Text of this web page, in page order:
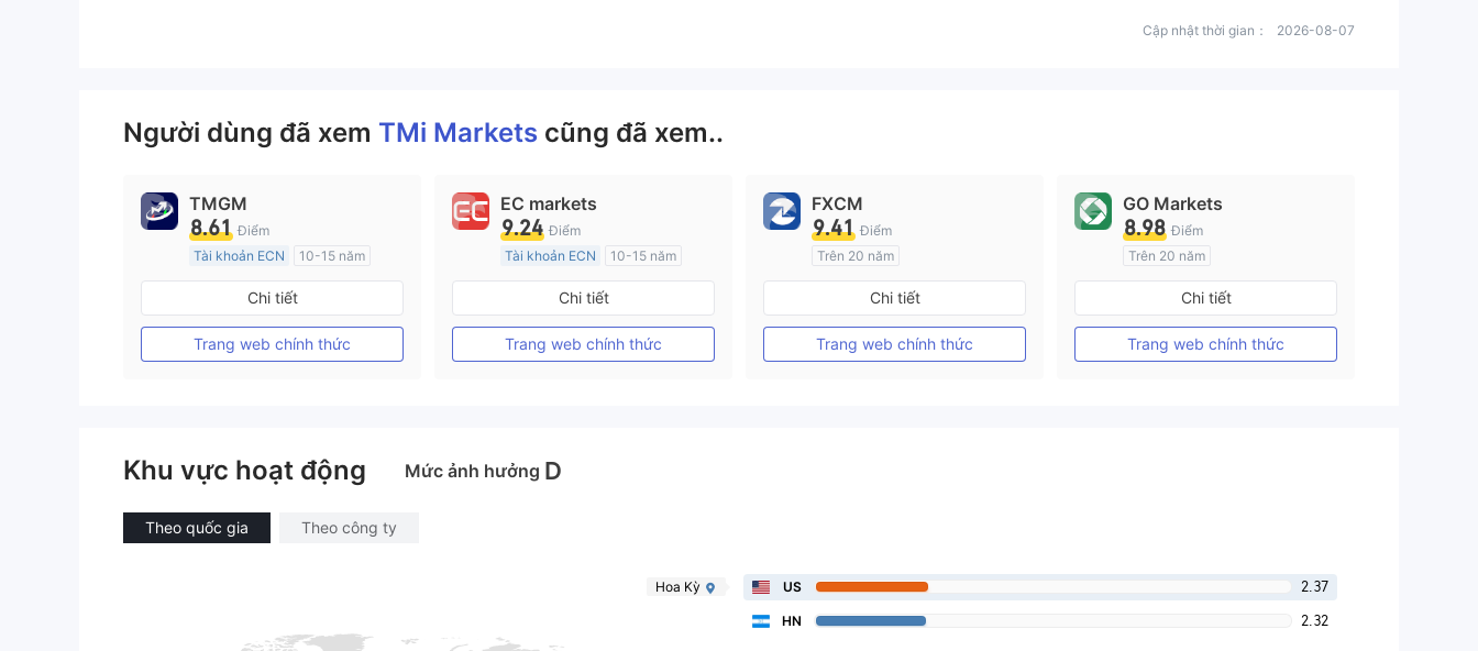
Cập nhật thời gian： 2026-08-07
Người dùng đã xem TMi Markets cũng đã xem..
TMGM
8.61 Điểm
Tài khoản ECN
10-15 năm
Đăng ký tại Nước Úc
MT4 Chính thức
Chi tiết
Trang web chính thức
EC markets
9.24 Điểm
Tài khoản ECN
10-15 năm
Đăng ký tại Nước Úc
MT4 Chính thức
Chi tiết
Trang web chính thức
FXCM
9.41 Điểm
Trên 20 năm
Đăng ký tại Nước Úc
MT4 Chính thức
Chi tiết
Trang web chính thức
GO Markets
8.98 Điểm
Trên 20 năm
Đăng ký tại Nước Úc
cTrader
Chi tiết
Trang web chính thức
Khu vực hoạt động Mức ảnh hưởng D
Theo quốc gia Theo công ty
Hoa Kỳ US 2.37
HN 2.32